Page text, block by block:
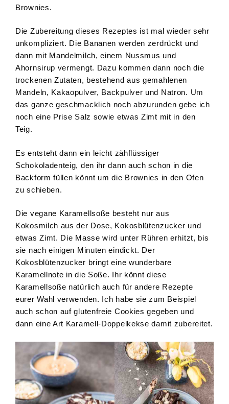
Brownies.
Die Zubereitung dieses Rezeptes ist mal wieder sehr
unkompliziert. Die Bananen werden zerdrückt und
dann mit Mandelmilch, einem Nussmus und
Ahornsirup vermengt. Dazu kommen dann noch die
trockenen Zutaten, bestehend aus gemahlenen
Mandeln, Kakaopulver, Backpulver und Natron. Um
das ganze geschmacklich noch abzurunden gebe ich
noch eine Prise Salz sowie etwas Zimt mit in den
Teig.
Es entsteht dann ein leicht zähflüssiger
Schokoladenteig, den ihr dann auch schon in die
Backform füllen könnt um die Brownies in den Ofen
zu schieben.
Die vegane Karamellsoße besteht nur aus
Kokosmilch aus der Dose, Kokosblütenzucker und
etwas Zimt. Die Masse wird unter Rühren erhitzt, bis
sie nach einigen Minuten eindickt. Der
Kokosblütenzucker bringt eine wunderbare
Karamellnote in die Soße. Ihr könnt diese
Karamellsoße natürlich auch für andere Rezepte
eurer Wahl verwenden. Ich habe sie zum Beispiel
auch schon auf glutenfreie Cookies gegeben und
dann eine Art Karamell-Doppelkekse damit zubereitet.